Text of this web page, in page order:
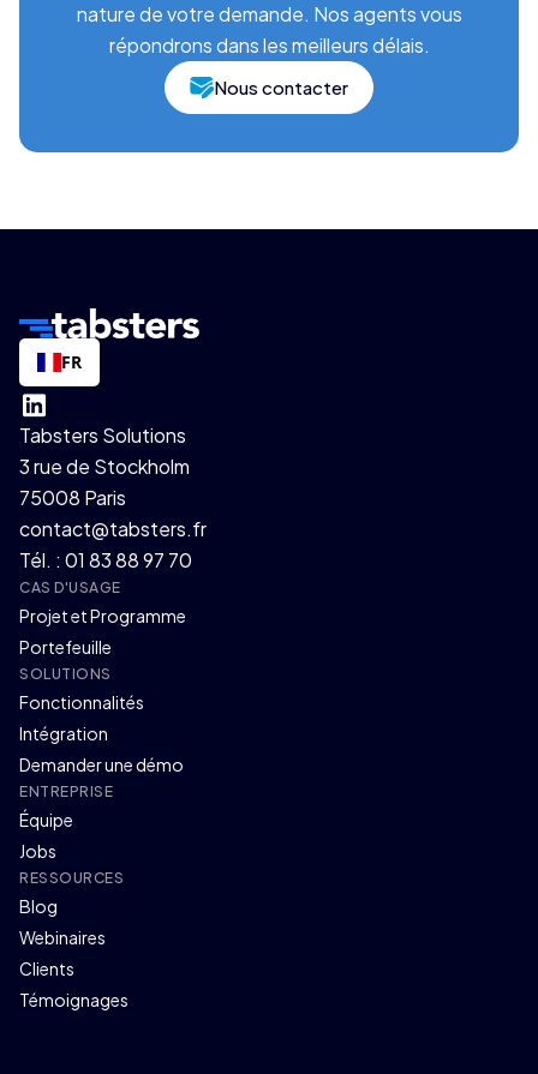
nature de votre demande. Nos agents vous
répondrons dans les meilleurs délais.
Nous contacter
FR
Tabsters Solutions
3 rue de Stockholm
75008 Paris
contact@tabsters.fr
Tél. : 01 83 88 97 70
CAS D'USAGE
Projet et Programme
Portefeuille
SOLUTIONS
Fonctionnalités
Intégration
Demander une démo
ENTREPRISE
Équipe
Jobs
RESSOURCES
Blog
Webinaires
Clients
Témoignages